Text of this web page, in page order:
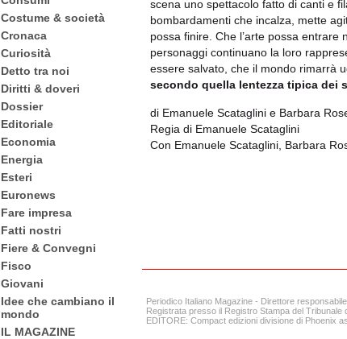
Costume & società
Cronaca
Curiosità
Detto tra noi
Diritti & doveri
Dossier
Editoriale
Economia
Energia
Esteri
Euronews
Fare impresa
Fatti nostri
Fiere & Convegni
Fisco
Giovani
Idee che cambiano il
mondo
IL MAGAZINE
scena uno spettacolo fatto di canti e
bombardamenti che incalza, mette
possa finire. Che l’arte possa entrare
personaggi continuano la loro
essere salvato, che il mondo rimarrà
secondo quella lentezza tipica dei
di Emanuele Scataglini e Barbara
Regia di Emanuele Scataglini
Con Emanuele Scataglini, Barbara
Periodico Italiano Magazine - Direttore
Registrata presso il Registro Stampa del Tribunale
EDITORE: Compact edizioni divisione di Phoenix